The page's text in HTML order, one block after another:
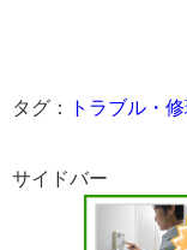
タグ： トラブル・
サイドバー